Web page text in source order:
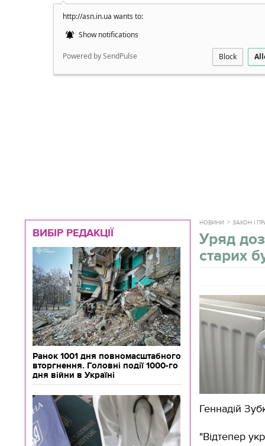
http://asn.in.ua wants to:
Show notifications
Powered by SendPulse Block
ВИБІР РЕДАКЦІЇ
Ранок 1001 дня повномасштабного
вторгнення. Головні події 1000-го
дня війни в Україні
НОВИНИ ЗАКОН І
Уряд
старих
Геннадій
"Відтепер